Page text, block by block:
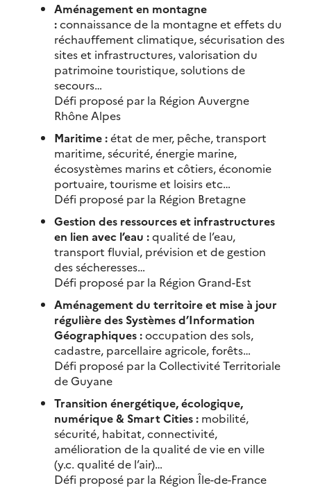
Aménagement en montagne
:connaissance de la montagne et effets du
réchauffement climatique, sécurisation des
sites et infrastructures, valorisation du
patrimoine touristique, solutions de
secours…
Défi proposé par la Région Auvergne
Rhône Alpes
Maritime :état de mer, pêche, transport
maritime, sécurité, énergie marine,
écosystèmes marins et côtiers, économie
portuaire, tourisme et loisirs etc…
Défi proposé par la Région Bretagne
Gestion des ressources et infrastructures
en lien avec l’eau :qualité de l’eau,
transport fluvial, prévision et de gestion
des sécheresses…
Défi proposé par la Région Grand-Est
Aménagement du territoire et mise à jour
régulière des Systèmes d’Information
Géographiques :occupation des sols,
cadastre, parcellaire agricole, forêts…
Défi proposé par la Collectivité Territoriale
de Guyane
Transition énergétique, écologique,
numérique & Smart Cities : mobilité,
sécurité, habitat, connectivité,
amélioration de la qualité de vie en ville
(y.c. qualité de l’air)…
Défi proposé par la Région Île-de-France